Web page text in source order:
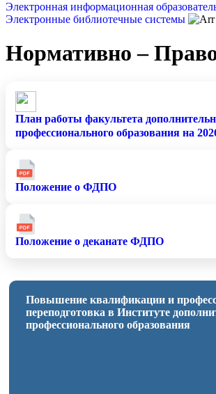
Электронная информационная
Электронные библиотечные системы
Нормативно –
План работы факультета
профессионального образования на
Положение о ФДПО
Положение о деканате ФДПО
Повышение квалификации и
переподготовка в Институте
профессионального образования